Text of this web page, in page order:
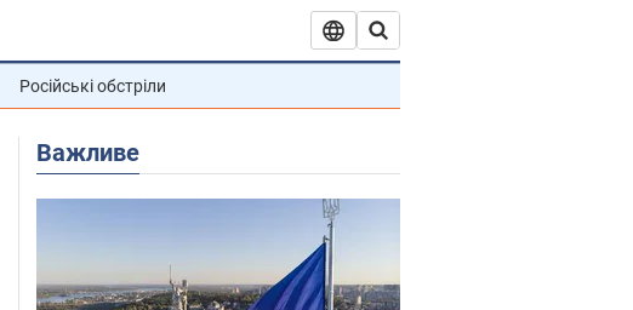
Російські обстріли
Важливе